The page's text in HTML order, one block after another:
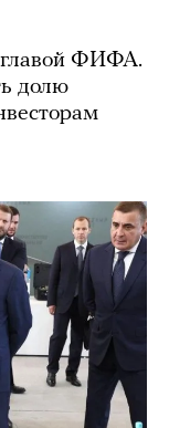
главой ФИФА.
долю